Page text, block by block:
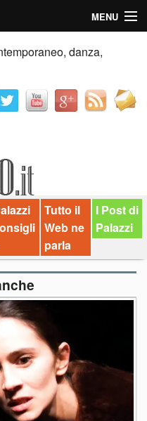
MENU
danza,
Tutto il
Web ne
parla
I Post di
Palazzi